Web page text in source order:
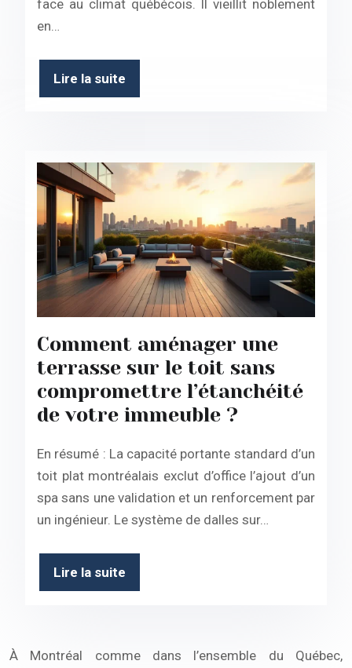
face au climat québécois. Il vieillit noblement
en…
Lire la suite
Comment aménager une
terrasse sur le toit sans
compromettre l’étanchéité
de votre immeuble ?
En résumé : La capacité portante standard d’un
toit plat montréalais exclut d’office l’ajout d’un
spa sans une validation et un renforcement par
un ingénieur. Le système de dalles sur…
Lire la suite
À Montréal comme dans l’ensemble du Québec,